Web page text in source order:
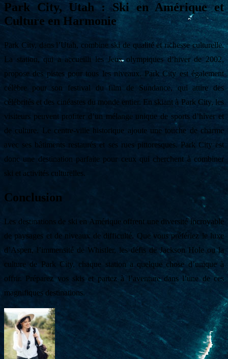
Park City, Utah : Ski en Amérique et
Culture en Harmonie
Park City, dans l’Utah, combine ski de qualité et richesse culturelle.
La station, qui a accueilli les Jeux olympiques d’hiver de 2002,
propose des pistes pour tous les niveaux. Park City est également
célèbre pour son festival du film de Sundance, qui attire des
célébrités et des cinéastes du monde entier. En skiant à Park City, les
visiteurs peuvent profiter d’un mélange unique de sports d’hiver et
de culture. Le centre-ville historique ajoute une touche de charme
avec ses bâtiments restaurés et ses rues pittoresques. Park City est
donc une destination parfaite pour ceux qui cherchent à combiner
ski et activités culturelles.
Conclusion
Les destinations de ski en Amérique offrent une diversité incroyable
de paysages et de niveaux de difficulté. Que vous préfériez le luxe
d’Aspen, l’immensité de Whistler, les défis de Jackson Hole ou la
culture de Park City, chaque station a quelque chose d’unique à
offrir. Préparez vos skis et partez à l’aventure dans l’une de ces
magnifiques destinations.